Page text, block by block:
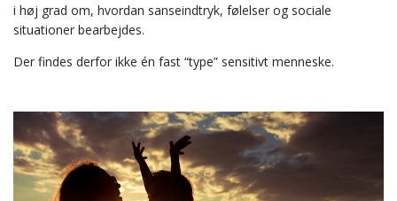
i høj grad om, hvordan sanseindtryk, følelser og sociale
situationer bearbejdes.
Der findes derfor ikke én fast “type” sensitivt menneske.